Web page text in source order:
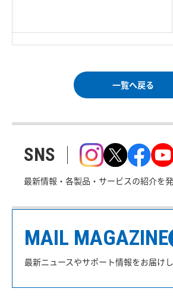
一覧へ戻る
SNS
最新情報・各製品・サービスの紹介を
MAIL MAGAZINE
最新ニュースやサポート情報をお届け